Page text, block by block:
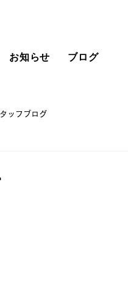
お知らせ ブログ
ッフブログ